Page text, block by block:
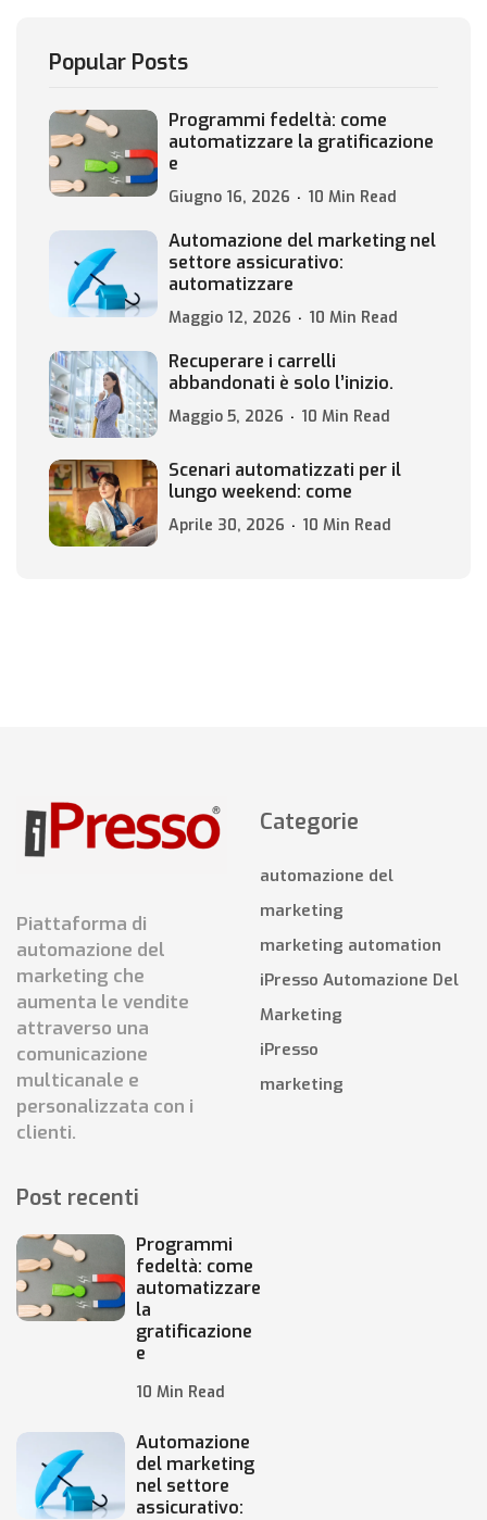
Popular Posts
Programmi fedeltà: come
automatizzare la gratificazione
e
Giugno 16, 2026 10 Min Read
Automazione del marketing nel
settore assicurativo:
automatizzare
Maggio 12, 2026 10 Min Read
Recuperare i carrelli
abbandonati è solo l’inizio.
Maggio 5, 2026 10 Min Read
Scenari automatizzati per il
lungo weekend: come
Aprile 30, 2026 10 Min Read
Piattaforma di
automazione del
marketing che
aumenta le vendite
attraverso una
comunicazione
multicanale e
personalizzata con i
clienti.
Categorie
automazione del
marketing
marketing automation
iPresso Automazione Del
Marketing
iPresso
marketing
Post recenti
Programmi
fedeltà: come
automatizzare
la
gratificazione
e
10 Min Read
Automazione
del marketing
nel settore
assicurativo: